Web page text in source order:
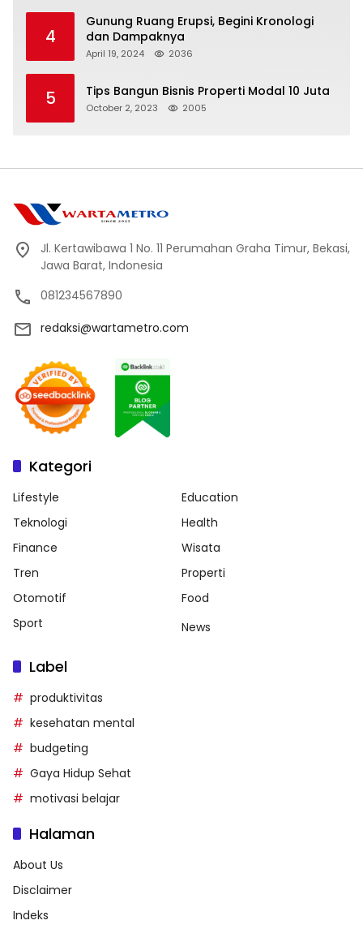
4
Gunung Ruang Erupsi, Begini Kronologi
dan Dampaknya
April 19, 2024 2036
5 Tips Bangun Bisnis Properti Modal 10 Juta
October 2, 2023 2005
Jl. Kertawibawa 1 No. 11 Perumahan Graha Timur, Bekasi,
Jawa Barat, Indonesia
081234567890
redaksi@wartametro.com
Kategori
Lifestyle
Education
Teknologi
Health
Finance
Wisata
Tren
Properti
Otomotif
Food
Sport
News
Label
produktivitas
kesehatan mental
budgeting
Gaya Hidup Sehat
motivasi belajar
Halaman
About Us
Disclaimer
Indeks